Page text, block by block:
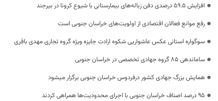
افزایش ۵۹.۵ درصدی دفن زباله‌های بیمارستانی با شیوع کرونا در بیرجند
رفع موانع فعالان اقتصادی از اولویت‌های خراسان جنوبی است
سوگواره استانی عکس عاشواریی شکوه ارادت جایزه ویژه گروه تجاری مهدی باقری
ساماندهی ۸۵ گروه جهادی تخصصی در خراسان جنوبی
همایش بزرگ جهادی کشور درفردوس خراسان جنوبی برگزار میشود
۹۵ درصد اصناف خراسان جنوبی با اجرای محدودیت‌ها همراهی کردند